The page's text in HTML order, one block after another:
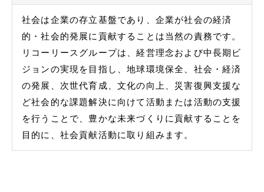
社会は企業の存⽴基盤であり、企業が社会の経済
的・社会的発展に貢献することは当然の責務です。
リコーリースグループは、経営理念および中⻑期ビ
ジョンの実現を⽬指し、地球環境保全、社会・経済
の発展、次世代育成、⽂化の向上、災害復興⽀援な
ど社会的な課題解決に向けて活動または活動の⽀援
を⾏うことで、豊かな未来づくりに貢献することを
⽬的に、社会貢献活動に取り組みます。